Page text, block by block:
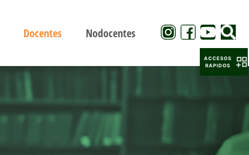
Docentes Nodocentes
ACCESOS
RAPIDOS